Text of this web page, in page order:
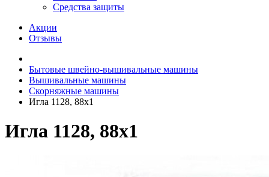
Средства защиты
Акции
Отзывы
Бытовые швейно-вышивальные машины
Вышивальные машины
Скорняжные машины
Игла 1128, 88х1
Игла 1128, 88х1